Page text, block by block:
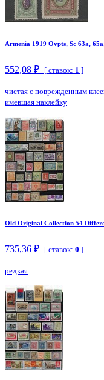
Armenia 1919 Ovpts, Sc 63a,
552,08 ₽ [ ставок: 1 ]
чистая с поврежденным
имевшая наклейку
Old Original Collection 54
735,36 ₽ [ ставок: 0 ]
редкая